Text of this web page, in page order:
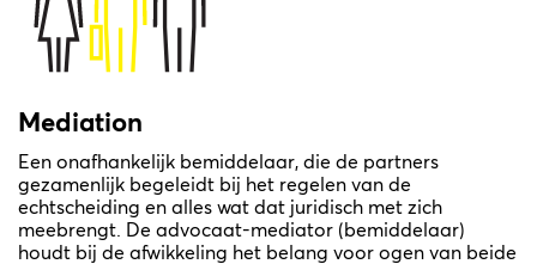
Mediation
Een onafhankelijk bemiddelaar, die de partners
gezamenlijk begeleidt bij het regelen van de
echtscheiding en alles wat dat juridisch met zich
meebrengt. De advocaat-mediator (bemiddelaar)
houdt bij de afwikkeling het belang voor ogen van beide